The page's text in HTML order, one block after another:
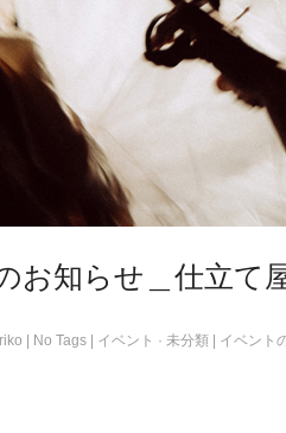
お知らせ＿仕立て
| No Tags | イベント · 未分類 イベント